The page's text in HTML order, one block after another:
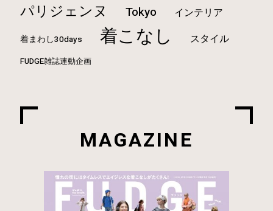
パリジェンヌ Tokyo インテリア
着まわし30days 着こなし スタイル
FUDGE雑誌連動企画
MAGAZINE